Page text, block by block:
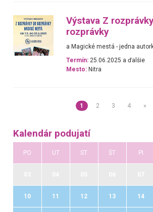
Výstava Z
rozprávky
a Magické mestá - jedna
Termín: 25.06.2025 a ďalšie
Mesto: Nitra
1 2 3 4 »
Kalendár podujatí
PO UT ST ŠT PI
10 11 12 13 14